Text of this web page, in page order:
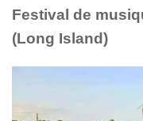
Festival de
(Long Island)